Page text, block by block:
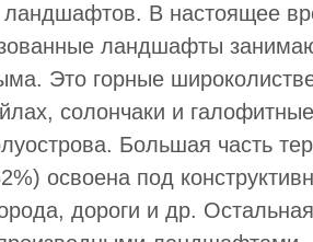
ландшафтов. В настоящее
ландшафты
Это горные
солончаки и
Большая часть
освоена под
дороги и др.